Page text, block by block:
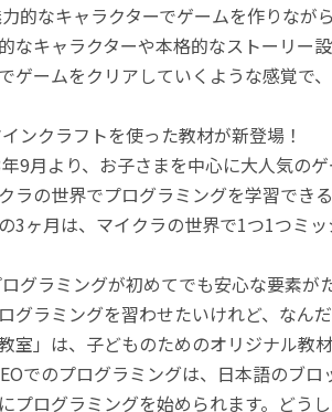
的なキャラクターでゲームを作りなが
なキャラクターや本格的なストーリー
ゲームをクリアしていくような感覚で
ンクラフトを使った教材が新登場！
9月より、お子さまを中心に大人気の
ラの世界でプログラミングを学習でき
3ヶ月は、マイクラの世界で1つ1つミ
グラミングが初めてでも安心な要素が
ログラミングを習わせたいけれど、な
室」は、子どものためのオリジナル教
でのプログラミングは、日本語のブ
プログラミングを始められます。どう